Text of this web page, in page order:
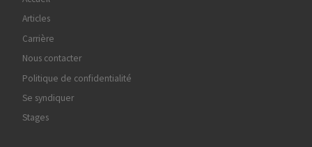
Articles
Carrière
Nous contacter
Politique de confidentialité
Se syndiquer
Stages